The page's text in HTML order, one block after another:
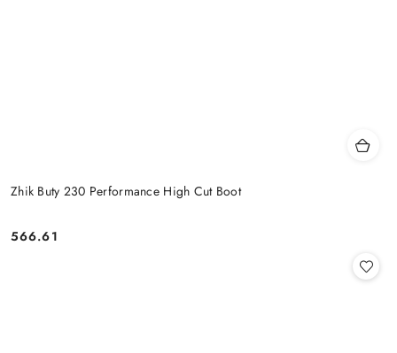
Zhik Buty 230 Performance High Cut Boot
Cena:
566.61